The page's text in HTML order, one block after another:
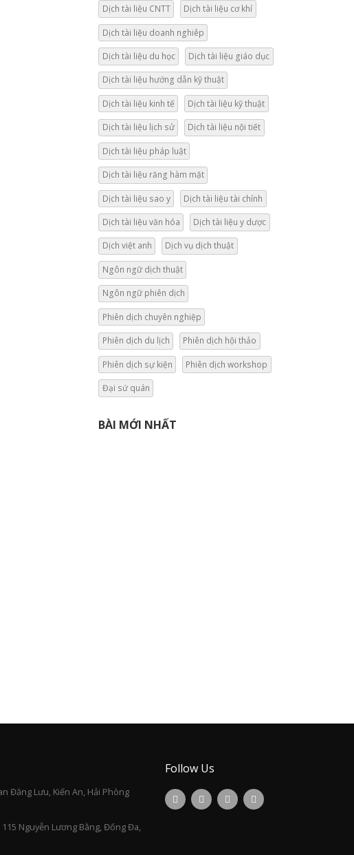
Dịch tài liệu CNTT Dịch tài liệu cơ khí
Dịch tài liệu doanh nghiêp
Dịch tài liệu du học Dịch tài liệu giáo dục
Dịch tài liệu hướng dẫn kỹ thuật
Dịch tài liệu kinh tế Dịch tài liệu kỹ thuật
Dịch tài liệu lịch sử Dịch tài liệu nội tiết
Dịch tài liệu pháp luật
Dịch tài liệu răng hàm mặt
Dịch tài liệu sao y Dịch tài liệu tài chính
Dịch tài liệu văn hóa Dịch tài liệu y dược
Dịch việt anh Dịch vụ dịch thuật
Ngôn ngữ dịch thuật
Ngôn ngữ phiên dịch
Phiên dịch chuyên nghiệp
Phiên dịch du lịch Phiên dịch hội thảo
Phiên dịch sự kiện Phiên dịch workshop
Đại sứ quán
BÀI MỚI NHẤT
Đăng Lưu, Kiến An, Hải Phòng
115 Nguyễn Lương Bằng, Đống Đa,
Follow Us